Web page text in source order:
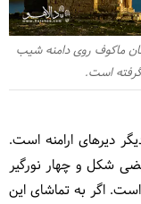
ماکوف روی دامنه شیب
است.
دیرهای ارامنه است.
شکل و چهار نورگیر
اگر به تماشای این